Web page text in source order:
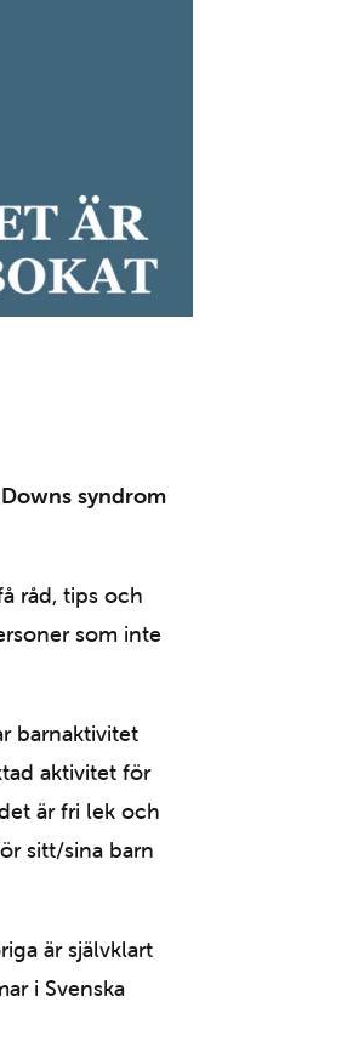
syndrom
råd, tips och
som inte
barnaktivitet
aktivitet för
är fri lek och
sitt/sina barn
är självklart
i Svenska